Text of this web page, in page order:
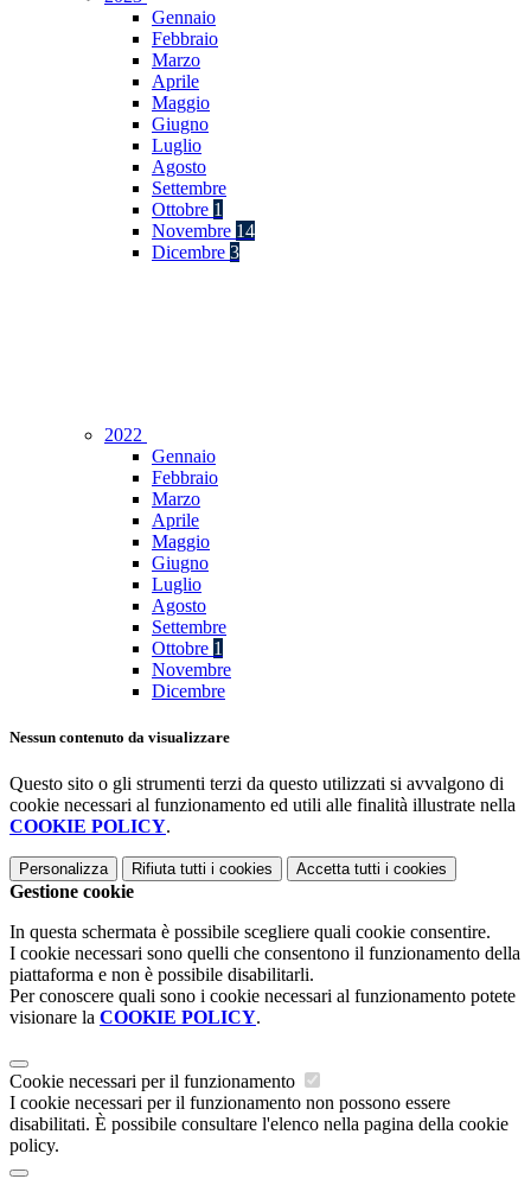
Gennaio
Febbraio
Marzo
Aprile
Maggio
Giugno
Luglio
Agosto
Settembre
Ottobre 1
Novembre 14
Dicembre 3
2022
Gennaio
Febbraio
Marzo
Aprile
Maggio
Giugno
Luglio
Agosto
Settembre
Ottobre 1
Novembre
Dicembre
Nessun contenuto da visualizzare
Questo sito o gli strumenti terzi da questo utilizzati si avvalgono di
cookie necessari al funzionamento ed utili alle finalità illustrate nella
COOKIE POLICY.
Personalizza Rifiuta tutti i cookies Accetta tutti i cookies
Gestione cookie
In questa schermata è possibile scegliere quali cookie consentire.
I cookie necessari sono quelli che consentono il funzionamento della
piattaforma e non è possibile disabilitarli.
Per conoscere quali sono i cookie necessari al funzionamento potete
visionare la COOKIE POLICY.
Cookie necessari per il funzionamento
I cookie necessari per il funzionamento non possono essere
disabilitati. È possibile consultare l'elenco nella pagina della cookie
policy.